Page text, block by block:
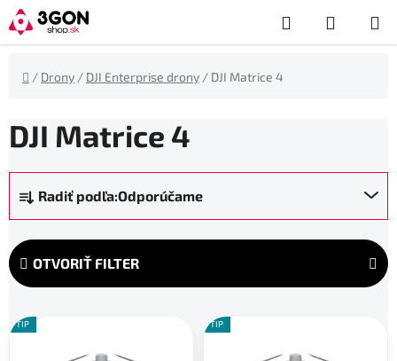
Prejsť
na
obsah
Hľadať
KOŠÍK
Domov
/ Drony / DJI Enterprise drony / DJI Matrice 4
DJI Matrice 4
R
a
d
e
n
e
Radiť podľa:Odporúčame
OTVORIŤ FILTER
V
ý
TIP TIP